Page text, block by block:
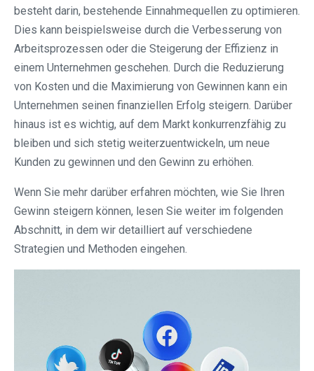
besteht darin, bestehende Einnahmequellen zu optimieren.
Dies kann beispielsweise durch die Verbesserung von
Arbeitsprozessen oder die Steigerung der Effizienz in
einem Unternehmen geschehen. Durch die Reduzierung
von Kosten und die Maximierung von Gewinnen kann ein
Unternehmen seinen finanziellen Erfolg steigern. Darüber
hinaus ist es wichtig, auf dem Markt konkurrenzfähig zu
bleiben und sich stetig weiterzuentwickeln, um neue
Kunden zu gewinnen und den Gewinn zu erhöhen.
Wenn Sie mehr darüber erfahren möchten, wie Sie Ihren
Gewinn steigern können, lesen Sie weiter im folgenden
Abschnitt, in dem wir detailliert auf verschiedene
Strategien und Methoden eingehen.